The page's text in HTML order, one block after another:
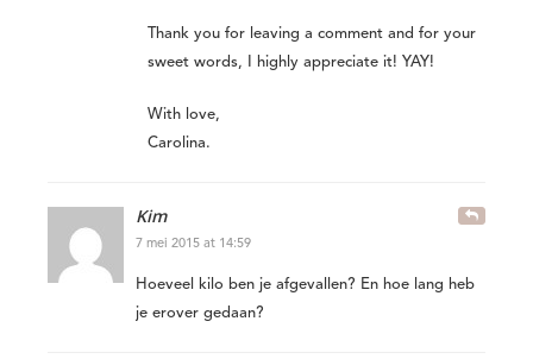
Thank you for leaving a comment and for your
sweet words, I highly appreciate it! YAY!
With love,
Carolina.
Kim
7 mei 2015 at 14:59
Hoeveel kilo ben je afgevallen? En hoe lang heb
je erover gedaan?